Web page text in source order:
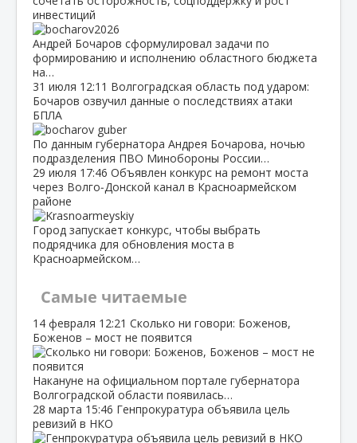
инвестиций
Андрей Бочаров сформулировал задачи по
формированию и исполнению областного бюджета
на…
31 июля 12:11 Волгоградская область под ударом:
Бочаров озвучил данные о последствиях атаки
БПЛА
По данным губернатора Андрея Бочарова, ночью
подразделения ПВО Минобороны России…
29 июля 17:46 Объявлен конкурс на ремонт моста
через Волго‑Донской канал в Красноармейском
районе
Город запускает конкурс, чтобы выбрать
подрядчика для обновления моста в
Красноармейском…
Самые читаемые
14 февраля 12:21 Сколько ни говори: Боженов,
Боженов – мост не появится
Накануне на официальном портале губернатора
Волгоградской области появилась…
28 марта 15:46 Генпрокуратура объявила цель
ревизий в НКО